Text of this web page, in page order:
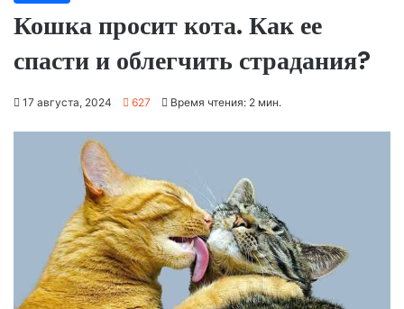
Кошка просит кота. Как ее
спасти и облегчить страдания?
17 августа, 2024 627 Время чтения: 2 мин.